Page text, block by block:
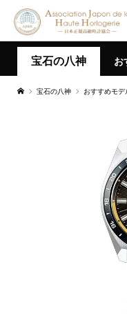
宝石の八神 お
宝石の八神 おすすめモデ